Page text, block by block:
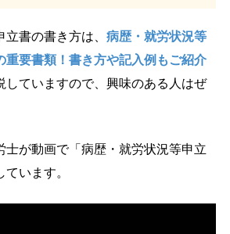
書の書き方は、 病歴・就労状況等
重要書類！書き方や記入例もご紹介
していますので、興味のある人はぜ
士が動画で「病歴・就労状況等申立
います。